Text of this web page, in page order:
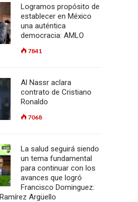
Logramos propósito de
establecer en México
una auténtica
democracia: AMLO
7841
Al Nassr aclara
contrato de Cristiano
Ronaldo
7068
La salud seguirá siendo
un tema fundamental
para continuar con los
avances que logró
Francisco Dominguez:
Argüello